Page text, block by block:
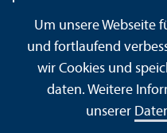
Universität Mannheim
Impressum
Um unsere Webseite
und fortlaufend
wir Cookies und
daten. Weitere
unserer